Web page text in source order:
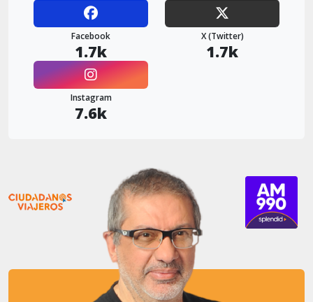
Facebook
1.7k
X (Twitter)
1.7k
Instagram
7.6k